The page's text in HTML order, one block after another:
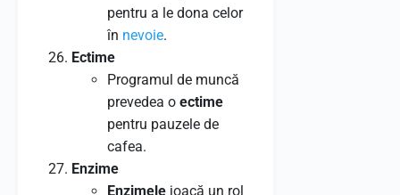
pentru a le dona celor
în nevoie.
Ectime
Programul de muncă
prevedea o ectime
pentru pauzele de
cafea.
Enzime
Enzimele joacă un rol